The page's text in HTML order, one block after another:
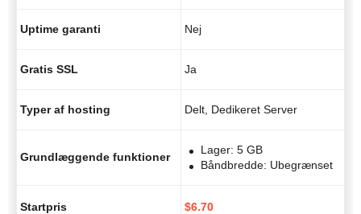
Uptime garanti Nej
Gratis SSL Ja
Typer af hosting Delt, Dedikeret Server
Grundlæggende funktioner
Lager: 5 GB
Båndbredde: Ubegrænset
Startpris $6.70